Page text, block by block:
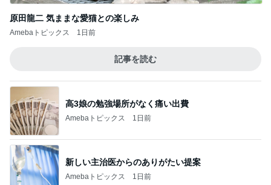
原田龍二 気ままな愛猫との楽しみ
Amebaトピックス 1日前
記事を読む
高3娘の勉強場所がなく痛い出費
Amebaトピックス 1日前
新しい主治医からのありがたい提案
Amebaトピックス 1日前